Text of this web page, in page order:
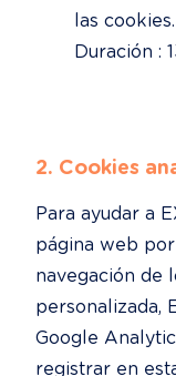
las cookies.
Duración :
2. Cookies
Para ayudar a
página web
navegación de
personalizada,
Google
registrar en